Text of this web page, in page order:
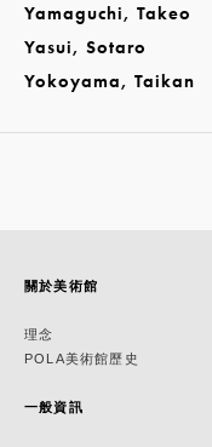
Yamaguchi, Takeo
Yasui, Sotaro
Yokoyama, Taikan
關於美術館
理念
POLA美術館歷史
一般資訊